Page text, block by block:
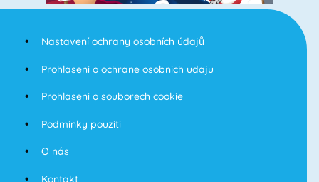
Nastavení ochrany osobních údajů
Prohlaseni o ochrane osobnich udaju
Prohlaseni o souborech cookie
Podminky pouziti
O nás
Kontakt